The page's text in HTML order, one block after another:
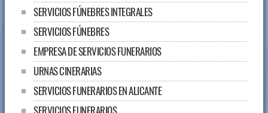
SERVICIOS FÚNEBRES INTEGRALES
SERVICIOS FÚNEBRES
EMPRESA DE SERVICIOS FUNERARIOS
URNAS CINERARIAS
SERVICIOS FUNERARIOS EN ALICANTE